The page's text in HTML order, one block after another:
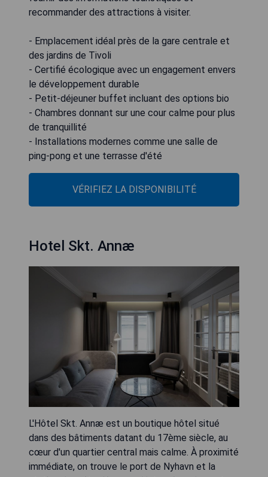
recommander des attractions à visiter.
- Emplacement idéal près de la gare centrale et
des jardins de Tivoli
- Certifié écologique avec un engagement envers
le développement durable
- Petit-déjeuner buffet incluant des options bio
- Chambres donnant sur une cour calme pour plus
de tranquillité
- Installations modernes comme une salle de
ping-pong et une terrasse d'été
VÉRIFIEZ LA DISPONIBILITÉ
Hotel Skt. Annæ
L'Hôtel Skt. Annæ est un boutique hôtel situé
dans des bâtiments datant du 17ème siècle, au
cœur d'un quartier central mais calme. À proximité
immédiate, on trouve le port de Nyhavn et la